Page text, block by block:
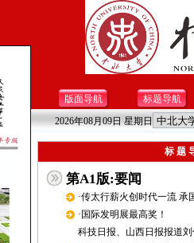
版面导航
标题导航
2026年08月09日 星期日
标 题
第A1版:要闻
·传太行薪火创时代一流 承
·国际发明展最高奖！
科技日报、山西日报报道